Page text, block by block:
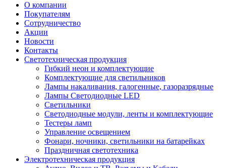
О компании
Покупателям
Сотрудничество
Акции
Новости
Контакты
Светотехническая продукция
Гибкий неон и комплектующие
Комплектующие для светильников
Лампы накаливания, галогенные, газоразрядные
Лампы Светодиодные LED
Светильники
Светодиодные модули, ленты и комплектующие
Тестеры ламп
Управление освещением
Фонари, ночники, светильники на батарейках
Праздничная светотехника
Электротехническая продукция